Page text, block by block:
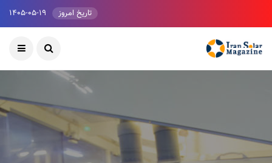
تاریخ امروز ۱۴۰۵-۰۵-۱۹